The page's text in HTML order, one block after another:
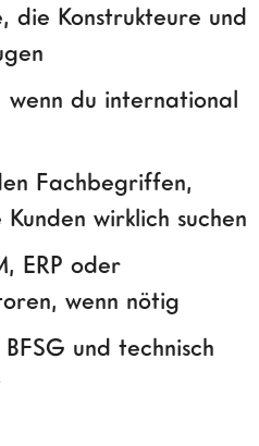
die Konstrukteure und
wenn du international
Fachbegriffen,
wirklich suchen
ERP oder
wenn nötig
und technisch